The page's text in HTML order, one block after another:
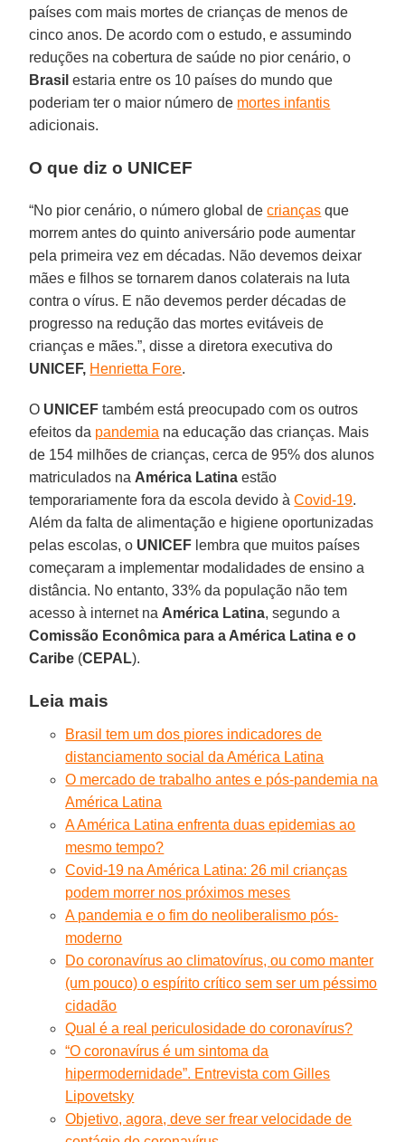
países com mais mortes de crianças de menos de
cinco anos. De acordo com o estudo, e assumindo
reduções na cobertura de saúde no pior cenário, o
Brasil estaria entre os 10 países do mundo que
poderiam ter o maior número de mortes infantis
adicionais.
O que diz o UNICEF
“No pior cenário, o número global decrianças que
morrem antes do quinto aniversário pode aumentar
pela primeira vez em décadas. Não devemos deixar
mães e filhos se tornarem danos colaterais na luta
contra o vírus. E não devemos perder décadas de
progresso na redução das mortes evitáveis de
crianças e mães.”, disse a diretora executiva do
UNICEF, Henrietta Fore.
O UNICEF também está preocupado com os outros
efeitos da pandemia na educação das crianças. Mais
de 154 milhões de crianças, cerca de 95% dos alunos
matriculados na América Latina estão
temporariamente fora da escola devido àCovid-19.
Além da falta de alimentação e higiene oportunizadas
pelas escolas, o UNICEF lembra que muitos países
começaram a implementar modalidades de ensino a
distância. No entanto, 33% da população não tem
acesso à internet na América Latina, segundo a
Comissão Econômica para a América Latina e o
Caribe (CEPAL).
Leia mais
Brasil tem um dos piores indicadores de
distanciamento social da América Latina
O mercado de trabalho antes e pós-pandemia na
América Latina
A América Latina enfrenta duas epidemias ao
mesmo tempo?
Covid-19 na América Latina: 26 mil crianças
podem morrer nos próximos meses
A pandemia e o fim do neoliberalismo pós-
moderno
Do coronavírus ao climatovírus, ou como manter
(um pouco) o espírito crítico sem ser um péssimo
cidadão
Qual é a real periculosidade do coronavírus?
“O coronavírus é um sintoma da
hipermodernidade”. Entrevista com Gilles
Lipovetsky
Objetivo, agora, deve ser frear velocidade de